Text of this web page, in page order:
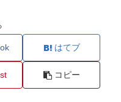
はてブ
コピー